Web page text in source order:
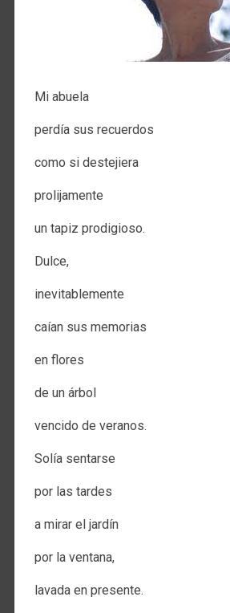
Mi abuela
perdía sus recuerdos
como si destejiera
prolijamente
un tapiz prodigioso.
Dulce,
inevitablemente
caían sus memorias
en flores
de un árbol
vencido de veranos.
Solía sentarse
por las tardes
a mirar el jardín
por la ventana,
lavada en presente.